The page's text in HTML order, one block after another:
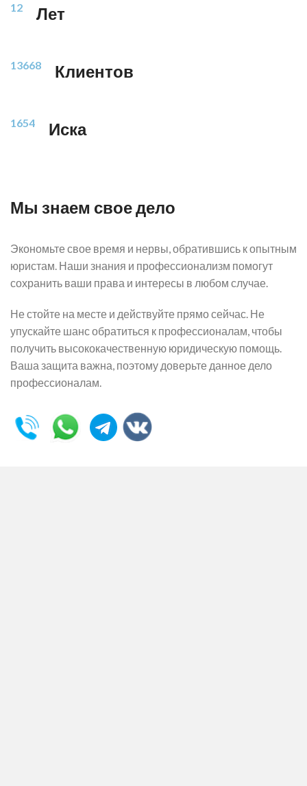
12 Лет
13668 Клиентов
1654 Иска
Мы знаем свое дело
Экономьте свое время и нервы, обратившись к опытным
юристам. Наши знания и профессионализм помогут
сохранить ваши права и интересы в любом случае.
Не стойте на месте и действуйте прямо сейчас. Не
упускайте шанс обратиться к профессионалам, чтобы
получить высококачественную юридическую помощь.
Ваша защита важна, поэтому доверьте данное дело
профессионалам.